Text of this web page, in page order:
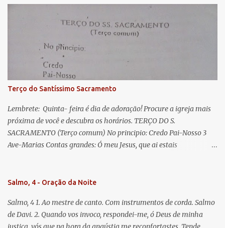
lágrimas. Eia, pois, Advogada nossa, estes vossos olhos
misericordiosos a nós volvei, e depois deste desterro, mostrai-nos
Jesus. Bendito é o fruto do vosso ventre, ó clemente, ó piedosa, ó
doce e sempre Virgem Maria. Rogai por nós Santa Mãe de Deus.
Para que sejamos dignos das promessas de Cristo. Amém.
Terço do Santíssimo Sacramento
Lembrete: Quinta- feira é dia de adoração! Procure a igreja mais
próxima de você e descubra os horários. TERÇO DO S.
SACRAMENTO (Terço comum) No principio: Credo Pai-Nosso 3
Ave-Marias Contas grandes: Ó meu Jesus, que ai estais
Vós morra eu! Nas contas pequenas: Sacramento de Amor!
que nos salva, dá-nos Vossa força, Vosso perdão e a Vossa
misericórdia. (no fim) Rezar 3 vezes: Louvores e graças se deem a
Salmo, 4 - Oração da Noite
Salmo, 4 1. Ao mestre de canto. Com instrumentos de corda. Salmo
de Davi. 2. Quando vos invoco, respondei-me, ó Deus de minha